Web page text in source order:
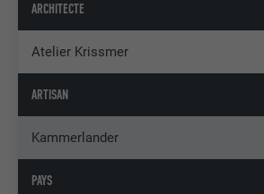
ARCHITECTE
Atelier Krissmer
ARTISAN
Kammerlander
PAYS